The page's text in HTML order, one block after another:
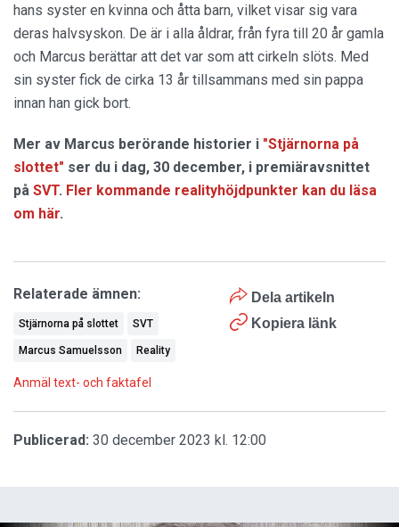
hans syster en kvinna och åtta barn, vilket visar sig vara
deras halvsyskon. De är i alla åldrar, från fyra till 20 år gamla
och Marcus berättar att det var som att cirkeln slöts. Med
sin syster fick de cirka 13 år tillsammans med sin pappa
innan han gick bort.
Mer av Marcus berörande historier i "Stjärnorna på
slottet" ser du i dag, 30 december, i premiäravsnittet
på SVT. Fler kommande realityhöjdpunkter kan du läsa
om här.
Dela artikeln
Kopiera länk
Relaterade ämnen:
Stjärnorna på slottet SVT
Marcus Samuelsson Reality
Anmäl text- och faktafel
Publicerad: 30 december 2023 kl. 12:00